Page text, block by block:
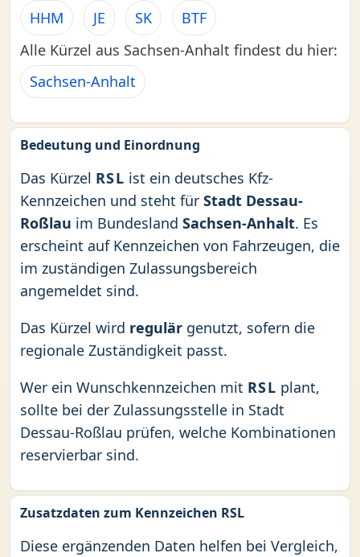
HHM JE SK
BTF
Alle Kürzel aus Sachsen-Anhalt findest du hier:
Sachsen-Anhalt
Bedeutung und Einordnung
Das Kürzel RSL ist ein deutsches Kfz-
Kennzeichen und steht für Stadt Dessau-
Roßlau im Bundesland Sachsen-Anhalt. Es
erscheint auf Kennzeichen von Fahrzeugen, die
im zuständigen Zulassungsbereich
angemeldet sind.
Das Kürzel wird regulär genutzt, sofern die
regionale Zuständigkeit passt.
Wer ein Wunschkennzeichen mit RSL plant,
sollte bei der Zulassungsstelle in Stadt
Dessau-Roßlau prüfen, welche Kombinationen
reservierbar sind.
Zusatzdaten zum Kennzeichen RSL
Diese ergänzenden Daten helfen bei Vergleich,